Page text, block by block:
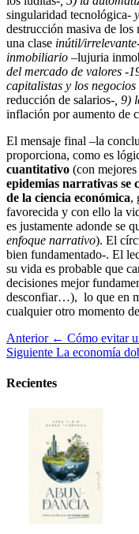
singularidad tecnológica-
destrucción masiva de los
una clase inútil/
inmobiliario –lujuria
del mercado de valores -
capitalistas y los
reducción de salarios- , 9)
inflación por aumento de
El mensaje final –la
proporciona, como es
cuantitativo (con
epidemias narrativas se
de la ciencia económica,
favorecida y con ello la
es justamente adonde se
enfoque narrativo). El
bien fundamentado-. El
su vida es probable que
decisiones mejor
desconfiar…), lo que en
cualquier otro momento
Anterior ← Cómo evitar
Siguiente La economía
Recientes